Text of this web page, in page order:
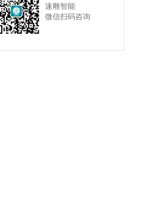
速雕智能
微信扫码咨询